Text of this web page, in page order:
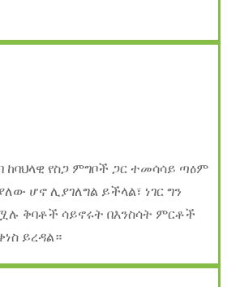
ከባህላዊ የስጋ ምግቦች ጋር ተመሳሳይ ጣዕም
ሆኖ ሊያገለግል ይችላል፣ ነገር ግን
ቅባቶች ሳይኖሩት በእንስሳት ምርቶች
ይረዳል።